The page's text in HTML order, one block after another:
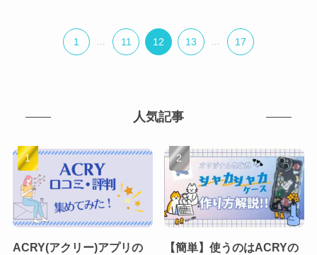
1 11 12 13 17
人気記事
ACRY(アクリー)アプリの
【簡単】使うのはACRYの